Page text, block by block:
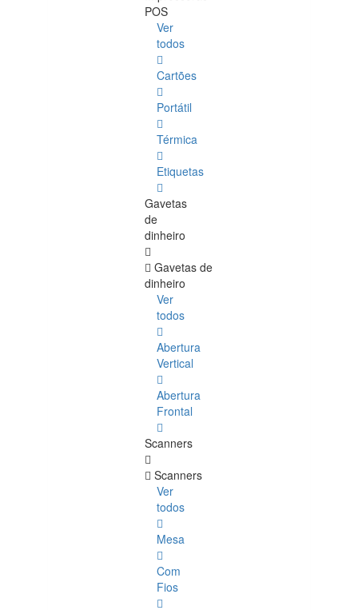
POS
Ver
todos
Cartões
Portátil
Térmica
Etiquetas
Gavetas
de
dinheiro
Gavetas de
dinheiro
Ver
todos
Abertura
Vertical
Abertura
Frontal
Scanners
Scanners
Ver
todos
Mesa
Com
Fios